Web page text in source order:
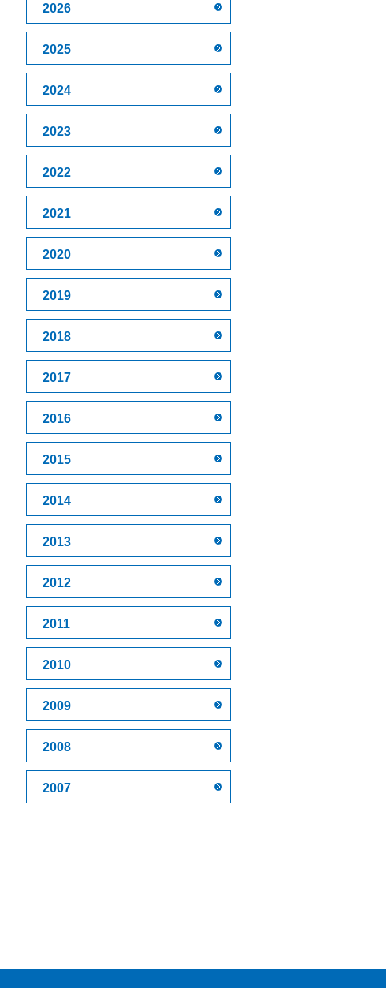
2026
2025
2024
2023
2022
2021
2020
2019
2018
2017
2016
2015
2014
2013
2012
2011
2010
2009
2008
2007